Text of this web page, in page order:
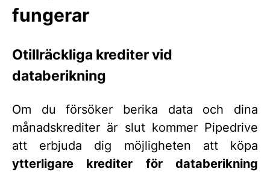
fungerar
Otillräckliga krediter vid
databerikning
Om du försöker berika data och dina
månadskrediter är slut kommer Pipedrive
att erbjuda dig möjligheten att köpa
ytterligare krediter för databerikning